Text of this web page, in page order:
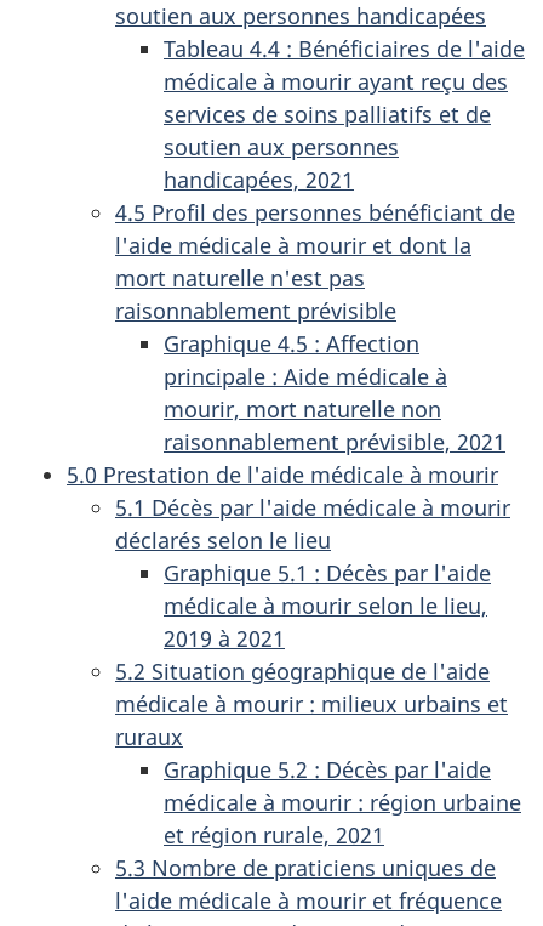
soutien aux personnes handicapées
Tableau 4.4 : Bénéficiaires de l'aide
médicale à mourir ayant reçu des
services de soins palliatifs et de
soutien aux personnes
handicapées, 2021
4.5 Profil des personnes bénéficiant de
l'aide médicale à mourir et dont la
mort naturelle n'est pas
raisonnablement prévisible
Graphique 4.5 : Affection
principale : Aide médicale à
mourir, mort naturelle non
raisonnablement prévisible, 2021
5.0 Prestation de l'aide médicale à mourir
5.1 Décès par l'aide médicale à mourir
déclarés selon le lieu
Graphique 5.1 : Décès par l'aide
médicale à mourir selon le lieu,
2019 à 2021
5.2 Situation géographique de l'aide
médicale à mourir : milieux urbains et
ruraux
Graphique 5.2 : Décès par l'aide
médicale à mourir : région urbaine
et région rurale, 2021
5.3 Nombre de praticiens uniques de
l'aide médicale à mourir et fréquence